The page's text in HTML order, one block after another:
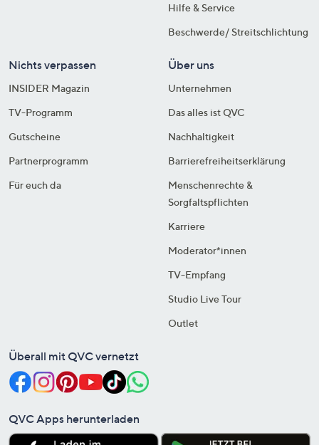
Hilfe & Service
Beschwerde/ Streitschlichtung
Nichts verpassen
INSIDER Magazin
TV-Programm
Gutscheine
Partnerprogramm
Für euch da
Über uns
Unternehmen
Das alles ist QVC
Nachhaltigkeit
Barrierefreiheitserklärung
Menschenrechte &
Sorgfaltspflichten
Karriere
Moderator*innen
TV-Empfang
Studio Live Tour
Outlet
Überall mit QVC vernetzt
QVC Apps herunterladen